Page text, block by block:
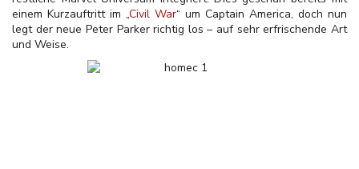
einem Kurzauftritt im „Civil War“ um Captain America, doch nun
legt der neue Peter Parker richtig los – auf sehr erfrischende Art
und Weise.